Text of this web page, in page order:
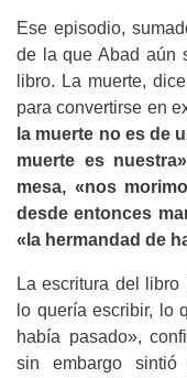
Ese episodio,
de la que Abad aún
libro. La muerte,
para convertirse en
la muerte no es de
muerte es
mesa, «nos
desde entonces
«la hermandad de
La escritura del
lo quería escribir, lo
había pasado»,
sin embargo